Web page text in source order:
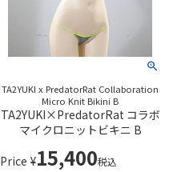
TA2YUKI x PredatorRat Collaboration
Micro Knit Bikini B
TA2YUKI×PredatorRat コラボ
マイクロニットビキニ B
Price ¥15,400税込